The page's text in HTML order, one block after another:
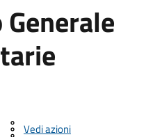
Vedi azioni